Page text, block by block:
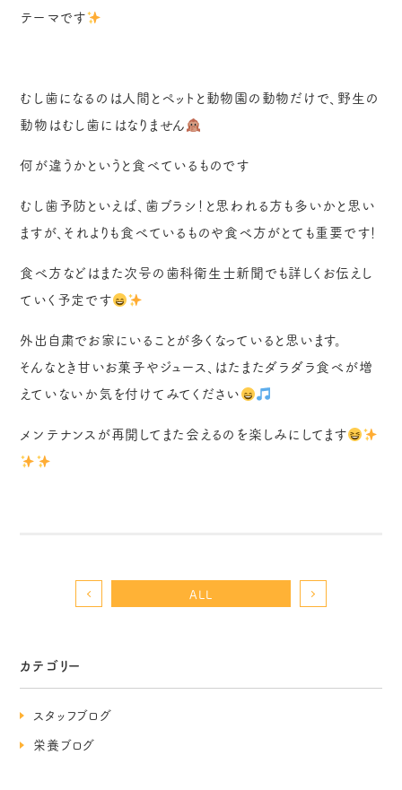
カテゴリー
スタッフブログ
栄養ブログ
テーマです
むし歯になるのは人間とペットと動物園の動物だけで、野生の
動物はむし歯にはなりません
何が違うかというと食べているものです
むし歯予防といえば、歯ブラシ！と思われる方も多いかと思い
ますが、それよりも食べているものや食べ方がとても重要です！
食べ方などはまた次号の歯科衛生士新聞でも詳しくお伝えし
ていく予定です
外出自粛でお家にいることが多くなっていると思います。
そんなとき甘いお菓子やジュース、はたまたダラダラ食べが増
えていないか気を付けてみてください
メンテナンスが再開してまた会えるのを楽しみにしてます
ALL